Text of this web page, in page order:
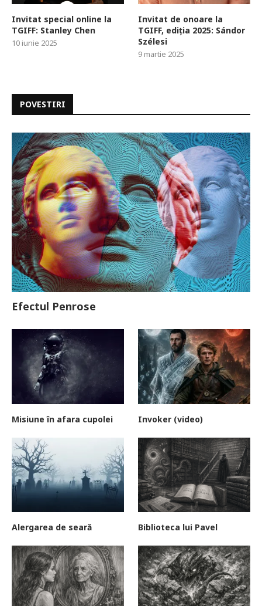
Invitat special online la
TGIFF: Stanley Chen
10 iunie 2025
Invitat de onoare la
TGIFF, ediția 2025: Sándor
Szélesi
9 martie 2025
POVESTIRI
Efectul Penrose
Misiune în afara cupolei Invoker (video)
Alergarea de seară Biblioteca lui Pavel